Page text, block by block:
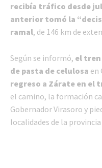
recibía tráfico desde
anterior tomó la
ramal, de 146 km de
Según se informó, el tren
de pasta de celulosa en
regreso a Zárate en el
el camino, la formación
Gobernador Virasoro y
localidades de la